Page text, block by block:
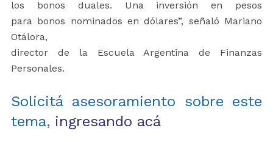
los bonos duales. Una inversión en pesos
para bonos nominados en dólares”, señaló Mariano
Otálora,
director de la Escuela Argentina de Finanzas
Personales.
Solicitá asesoramiento sobre este
tema, ingresando acá